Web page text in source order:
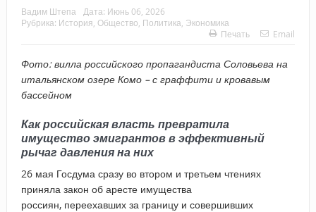
Вадим Штепа Дата: Июнь 06, 2026
Рубрика: История Общество Политика Экономика
Печать
Email
Фото: вилла российского пропагандиста Соловьева на
итальянском озере Комо – с граффити и кровавым
бассейном
Как российская власть превратила
имущество эмигрантов в эффективный
рычаг давления на них
26 мая Госдума сразу во втором и третьем чтениях
приняла закон об аресте имущества
россиян, переехавших за границу и совершивших